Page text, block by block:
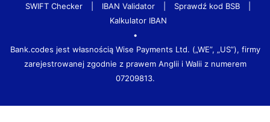
SWIFT Checker
IBAN Validator Sprawdź kod BSB
Kalkulator IBAN
•
Bank.codes jest własnością Wise Payments Ltd. („WE”, „US”), firmy
zarejestrowanej zgodnie z prawem Anglii i Walii z numerem
07209813.